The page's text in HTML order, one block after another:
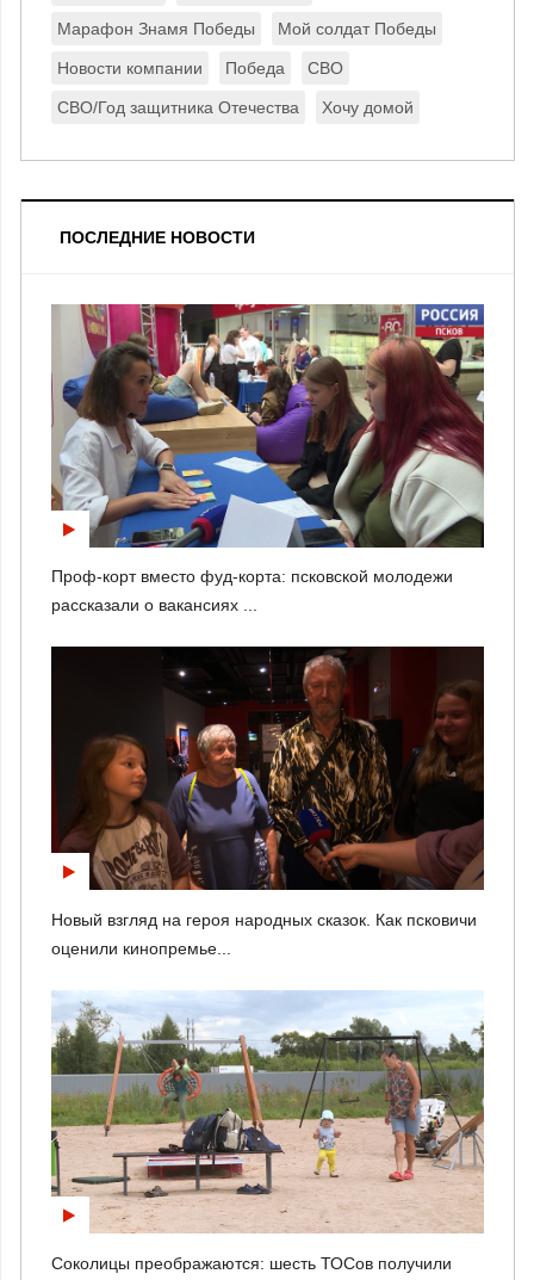
Марафон Знамя Победы Мой солдат Победы
Новости компании Победа СВО
СВО/Год защитника Отечества Хочу домой
ПОСЛЕДНИЕ НОВОСТИ
Проф-корт вместо фуд-корта: псковской молодежи
рассказали о вакансиях ...
Новый взгляд на героя народных сказок. Как псковичи
оценили кинопремье...
Соколицы преображаются: шесть ТОСов получили